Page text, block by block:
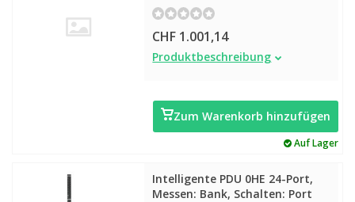
CHF 1.001,14
Intelligente PDU 0HE 16-Port,
Messen: Bank, Schalten: Port
Produktbeschreibung
Zum Warenkorb hinzufügen
Auf Lager
Intelligente PDU 0HE 24-Port,
Messen: Bank, Schalten: Port